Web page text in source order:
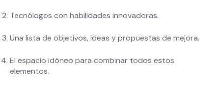
Tecnólogos con habilidades innovadoras.
Una lista de objetivos, ideas y propuestas de mejora.
El espacio idóneo para combinar todos estos
elementos.